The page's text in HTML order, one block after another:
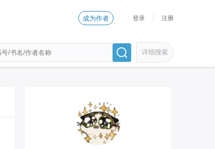
成为作者 登录 注册
详细搜索